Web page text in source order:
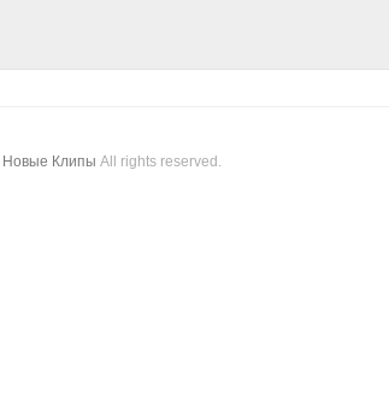
Новые Клипы All rights reserved.